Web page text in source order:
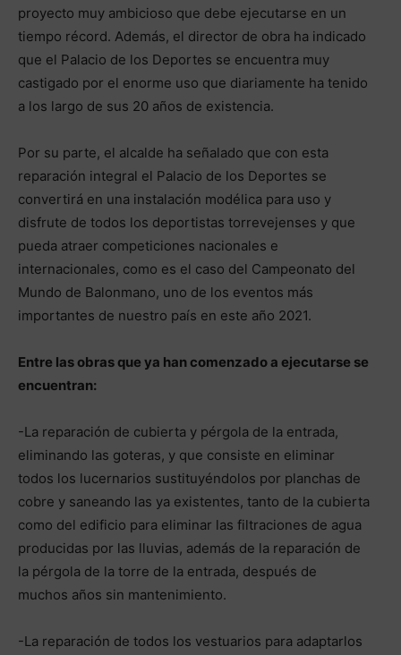
proyecto muy ambicioso que debe ejecutarse en un
tiempo récord. Además, el director de obra ha indicado
que el Palacio de los Deportes se encuentra muy
castigado por el enorme uso que diariamente ha tenido
a los largo de sus 20 años de existencia.
Por su parte, el alcalde ha señalado que con esta
reparación integral el Palacio de los Deportes se
convertirá en una instalación modélica para uso y
disfrute de todos los deportistas torrevejenses y que
pueda atraer competiciones nacionales e
internacionales, como es el caso del Campeonato del
Mundo de Balonmano, uno de los eventos más
importantes de nuestro país en este año 2021.
Entre las obras que ya han comenzado a ejecutarse se
encuentran:
-La reparación de cubierta y pérgola de la entrada,
eliminando las goteras, y que consiste en eliminar
todos los lucernarios sustituyéndolos por planchas de
cobre y saneando las ya existentes, tanto de la cubierta
como del edificio para eliminar las filtraciones de agua
producidas por las lluvias, además de la reparación de
la pérgola de la torre de la entrada, después de
muchos años sin mantenimiento.
-La reparación de todos los vestuarios para adaptarlos